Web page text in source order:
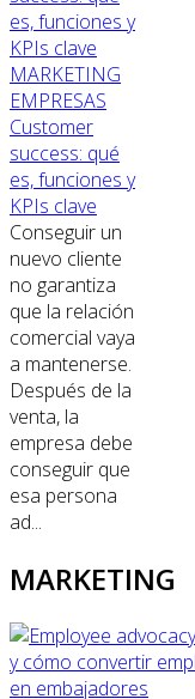
MARKETING
EMPRESAS
Customer
success: qué
es, funciones y
KPIs clave
Conseguir un
nuevo cliente
no garantiza
que la relación
comercial vaya
a mantenerse.
Después de la
venta, la
empresa debe
conseguir que
esa persona
ad...
MARKETING